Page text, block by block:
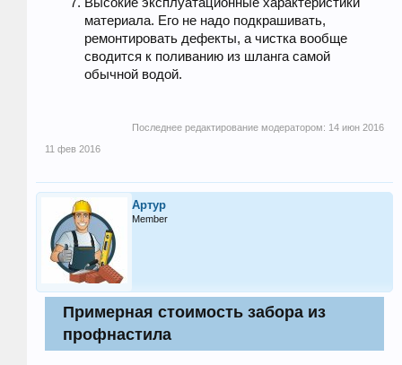
материала. Его не надо подкрашивать,
ремонтировать дефекты, а чистка вообще
сводится к поливанию из шланга самой
обычной водой.
Последнее редактирование модератором: 14 июн 2016
11 фев 2016
Артур
Member
Примерная стоимость забора из
профнастила